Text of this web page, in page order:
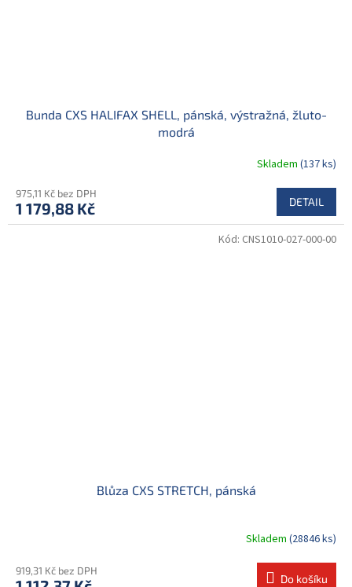
Bunda CXS HALIFAX SHELL, pánská, výstražná, žluto-
modrá
Skladem (137 ks)
975,11 Kč bez DPH
1 179,88 Kč DETAIL
Blůza CXS STRETCH, pánská
Skladem (28846 ks)
919,31 Kč bez DPH
Do košíku
Kód: CNS1010-027-000-00